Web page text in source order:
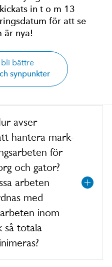
in t o m 13
för att se
är nya!
bli bättre
synpunkter
avser
hantera mark-
för
och gator?
arbeten
med
inom
så totala